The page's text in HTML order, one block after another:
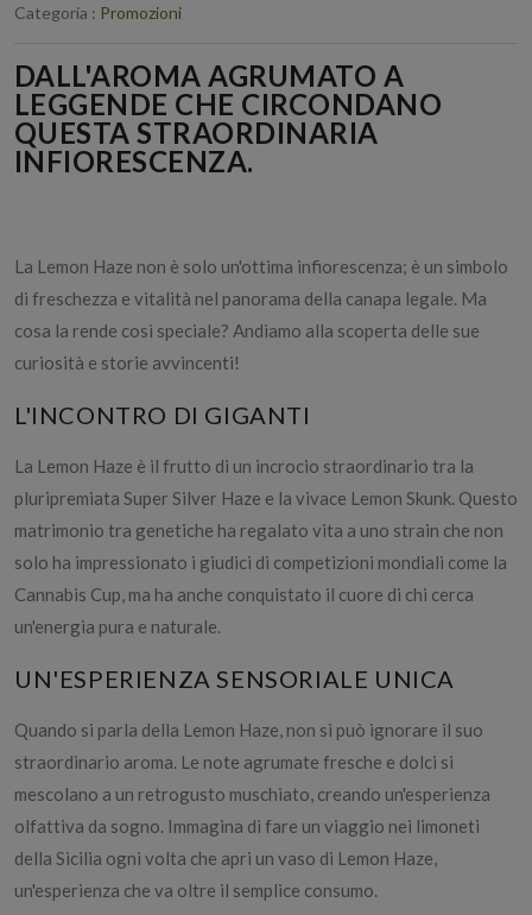
Categoria : Promozioni
DALL'AROMA AGRUMATO A
LEGGENDE CHE CIRCONDANO
QUESTA STRAORDINARIA
INFIORESCENZA.
La Lemon Haze non è solo un'ottima infiorescenza; è un simbolo
di freschezza e vitalità nel panorama della canapa legale. Ma
cosa la rende così speciale? Andiamo alla scoperta delle sue
curiosità e storie avvincenti!
L'INCONTRO DI GIGANTI
La Lemon Haze è il frutto di un incrocio straordinario tra la
pluripremiata Super Silver Haze e la vivace Lemon Skunk. Questo
matrimonio tra genetiche ha regalato vita a uno strain che non
solo ha impressionato i giudici di competizioni mondiali come la
Cannabis Cup, ma ha anche conquistato il cuore di chi cerca
un'energia pura e naturale.
UN'ESPERIENZA SENSORIALE UNICA
Quando si parla della Lemon Haze, non si può ignorare il suo
straordinario aroma. Le note agrumate fresche e dolci si
mescolano a un retrogusto muschiato, creando un'esperienza
olfattiva da sogno. Immagina di fare un viaggio nei limoneti
della Sicilia ogni volta che apri un vaso di Lemon Haze,
un'esperienza che va oltre il semplice consumo.